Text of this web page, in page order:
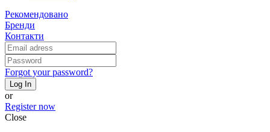
Рекомендовано
Бренди
Контакти
Forgot your password?
Log In
or
Register now
Close